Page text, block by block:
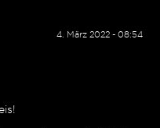
4. März 2022 - 08:54